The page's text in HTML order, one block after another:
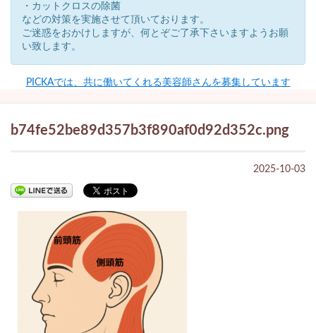
・カットクロスの除菌
などの対策を実施させて頂いております。
ご迷惑をおかけしますが、何とぞご了承下さいますようお願
い致します。
PICKAでは、共に働いてくれる美容師さんを募集しています
b74fe52be89d357b3f890af0d92d352c.png
2025-10-03